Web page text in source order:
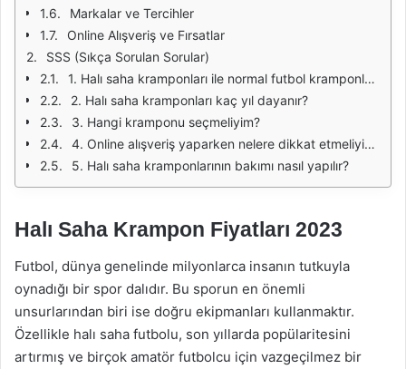
Markalar ve Tercihler
Online Alışveriş ve Fırsatlar
SSS (Sıkça Sorulan Sorular)
1. Halı saha kramponları ile normal futbol kramponları arasındaki fark nedir?
2. Halı saha kramponları kaç yıl dayanır?
3. Hangi kramponu seçmeliyim?
4. Online alışveriş yaparken nelere dikkat etmeliyim?
5. Halı saha kramponlarının bakımı nasıl yapılır?
Halı Saha Krampon Fiyatları 2023
Futbol, dünya genelinde milyonlarca insanın tutkuyla
oynadığı bir spor dalıdır. Bu sporun en önemli
unsurlarından biri ise doğru ekipmanları kullanmaktır.
Özellikle halı saha futbolu, son yıllarda popülaritesini
artırmış ve birçok amatör futbolcu için vazgeçilmez bir